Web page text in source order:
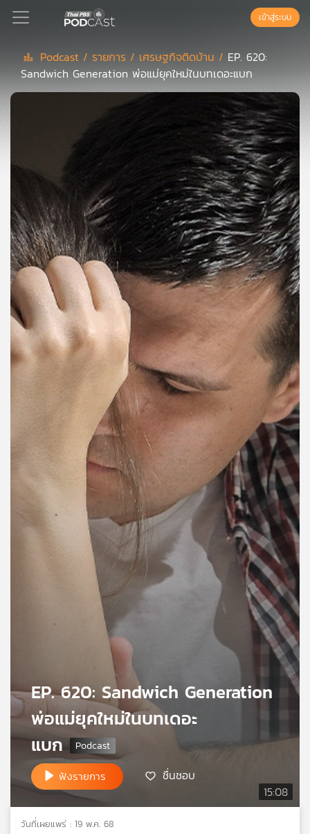
Podcast
สต์
เพล
ย์
ลิ
สต์
ของ
คุณ
เพลง
บทความ
และ
พี
บี
แผนที่
เครือ
ข่าย
เข้าสู่ระบบ
Podcast / รายการ / เศรษฐกิจติดบ้าน / EP. 620:
Sandwich Generation พ่อแม่ยุคใหม่ในบทเดอะแบก
15:08
EP. 620: Sandwich Generation
พ่อแม่ยุคใหม่ในบทเดอะ
แบก
ฟังรายการ ชื่นชอบ
วันที่เผยแพร่ : 19 พ.ค. 68